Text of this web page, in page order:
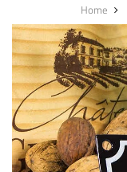
Home